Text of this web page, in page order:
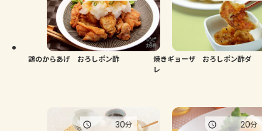
よくあるお問い合わせ
お買い物
鶏のからあげ おろしポン酢
焼きギョーザ おろしポン酢ダ
レ
30分 20分